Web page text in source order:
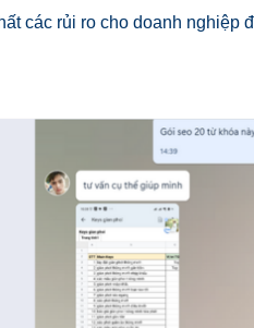
các rủi ro cho doanh nghiệp